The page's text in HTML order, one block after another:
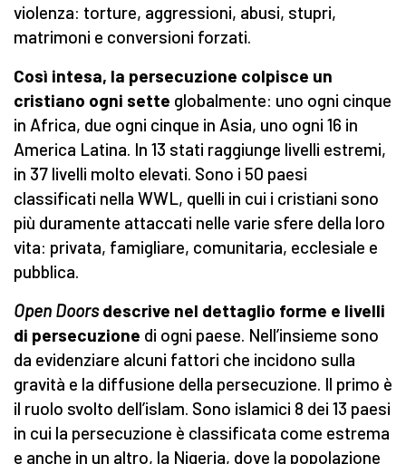
violenza: torture, aggressioni, abusi, stupri,
matrimoni e conversioni forzati.
Così intesa, la persecuzione colpisce un
cristiano ogni sette globalmente: uno ogni cinque
in Africa, due ogni cinque in Asia, uno ogni 16 in
America Latina. In 13 stati raggiunge livelli estremi,
in 37 livelli molto elevati. Sono i 50 paesi
classificati nella WWL, quelli in cui i cristiani sono
più duramente attaccati nelle varie sfere della loro
vita: privata, famigliare, comunitaria, ecclesiale e
pubblica.
Open Doorsdescrive nel dettaglio forme e livelli
di persecuzione di ogni paese. Nell’insieme sono
da evidenziare alcuni fattori che incidono sulla
gravità e la diffusione della persecuzione. Il primo è
il ruolo svolto dell’islam. Sono islamici 8 dei 13 paesi
in cui la persecuzione è classificata come estrema
e anche in un altro, la Nigeria, dove la popolazione